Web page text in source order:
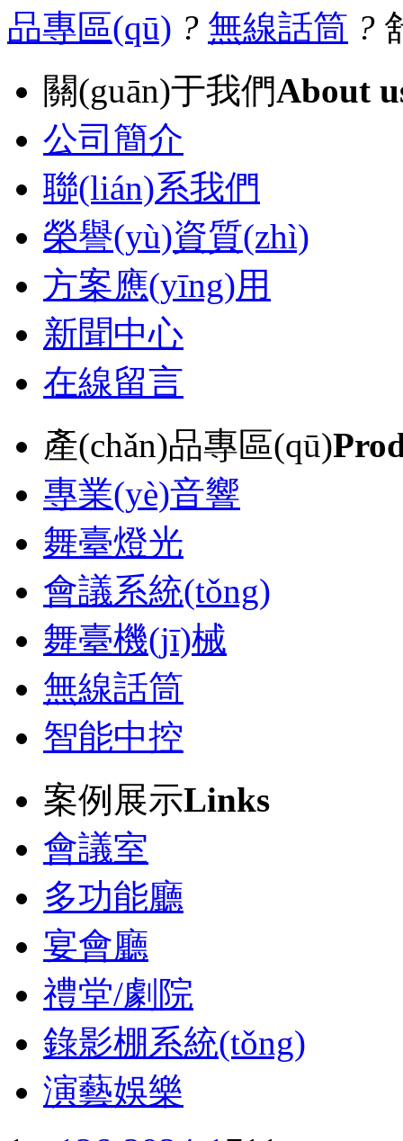
品專區(qū) ? 無線話筒 ?
關(guān)于我們About
公司簡介
聯(lián)系我們
榮譽(yù)資質(zhì)
方案應(yīng)用
新聞中心
在線留言
產(chǎn)品專區(qū)
專業(yè)音響
舞臺燈光
會議系統(tǒng)
舞臺機(jī)械
無線話筒
智能中控
案例展示Links
會議室
多功能廳
宴會廳
禮堂/劇院
錄影棚系統(tǒng)
演藝娛樂